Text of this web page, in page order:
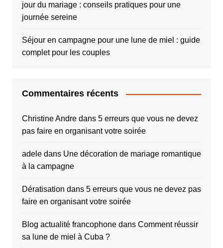
jour du mariage : conseils pratiques pour une
journée sereine
Séjour en campagne pour une lune de miel : guide
complet pour les couples
Commentaires récents
Christine Andredans 5 erreurs que vous ne devez
pas faire en organisant votre soirée
adeledans Une décoration de mariage romantique
à la campagne
Dératisation dans 5 erreurs que vous ne devez pas
faire en organisant votre soirée
Blog actualité francophonedans Comment réussir
sa lune de miel à Cuba ?